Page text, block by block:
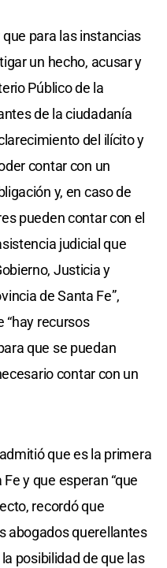
para las instancias
un hecho, acusar y
Público de la
de la ciudadanía
del ilícito y
contar con un
y, en caso de
pueden contar con el
judicial que
Justicia y
de Santa Fe”,
“hay recursos
que se puedan
contar con un
que es la primera
y que esperan “que
recordó que
abogados querellantes
posibilidad de que las